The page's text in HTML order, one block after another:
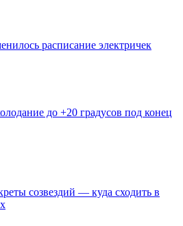
расписание электричек
до +20 градусов под конец
созвездий — куда сходить в